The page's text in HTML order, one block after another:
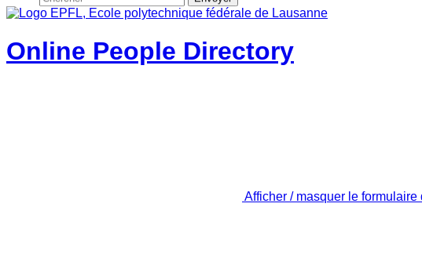
Online People Directory
Afficher / masquer le formulaire